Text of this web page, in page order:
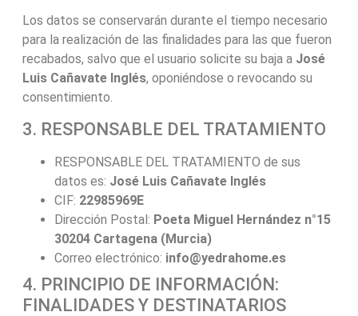
Los datos se conservarán durante el tiempo necesario
para la realización de las finalidades para las que fueron
recabados, salvo que el usuario solicite su baja a José
Luis Cañavate Inglés, oponiéndose o revocando su
consentimiento.
3. RESPONSABLE DEL TRATAMIENTO
RESPONSABLE DEL TRATAMIENTO de sus
datos es: José Luis Cañavate Inglés
CIF: 22985969E
Dirección Postal: Poeta Miguel Hernández n°15
30204 Cartagena (Murcia)
Correo electrónico: info@yedrahome.es
4. PRINCIPIO DE INFORMACIÓN:
FINALIDADES Y DESTINATARIOS